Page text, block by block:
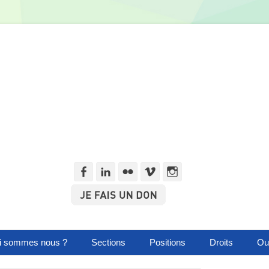
FacebookLinkedln
FlickrVimeoInstagram
sommes nous ? Sections Positions Droits